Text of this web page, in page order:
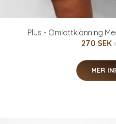
Plus - Omlottklänning
270 SEK
MER